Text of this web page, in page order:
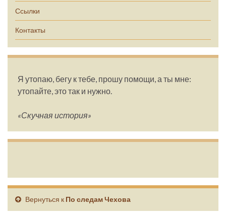
Ссылки
Контакты
Я утопаю, бегу к тебе, прошу помощи, а ты мне:
утопайте, это так и нужно.
«Скучная история»
Вернуться к По следам Чехова